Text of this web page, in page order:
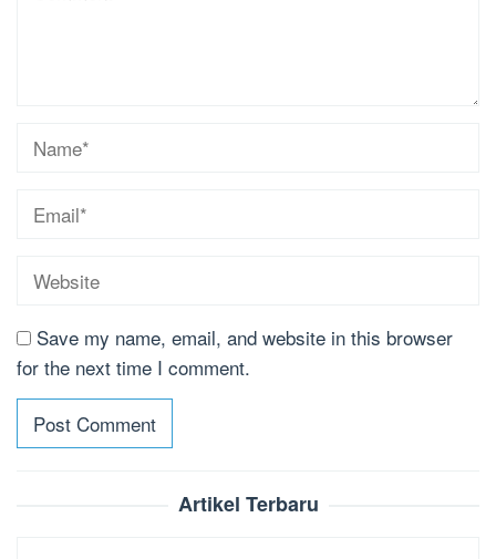
Save my name, email, and website in this browser
for the next time I comment.
Artikel Terbaru